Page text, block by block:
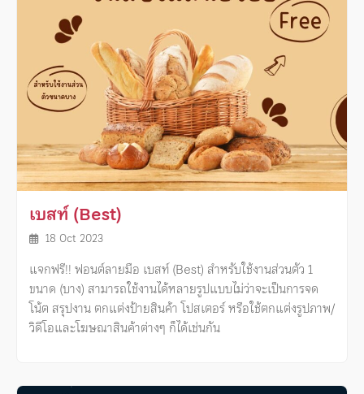
เบสท์ (Best)
18 Oct 2023
แจกฟรี!! ฟอนต์ลายมือ เบสท์ (Best) สำหรับใช้งานส่วนตัว 1
ขนาด (บาง) สามารถใช้งานได้หลายรูปแบบไม่ว่าจะเป็นการจด
โน้ต สรุปงาน ตกแต่งป้ายสินค้า โปสเตอร์ หรือใช้ตกแต่งรูปภาพ/
วิดีโอและโฆษณาสินค้าต่างๆ ก็ได้เช่นกัน